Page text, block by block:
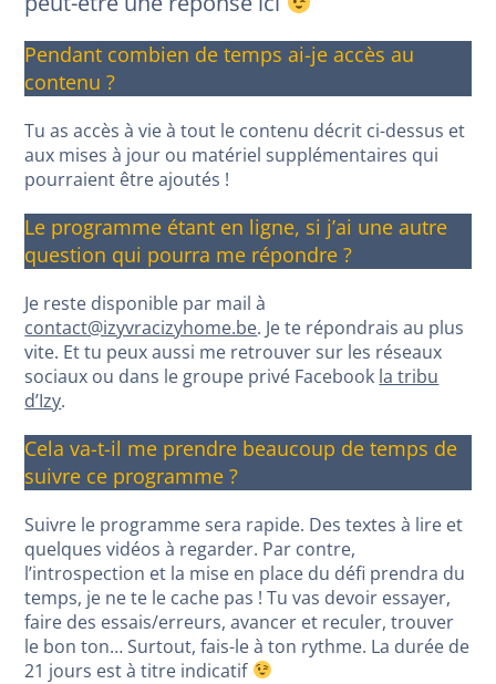
Pendant combien de temps ai-je accès au
contenu ?
Tu as accès à vie à tout le contenu décrit ci-dessus et
aux mises à jour ou matériel supplémentaires qui
pourraient être ajoutés !
Le programme étant en ligne, si j’ai une autre
question qui pourra me répondre ?
Je reste disponible par mail à
contact@izyvracizyhome.be. Je te répondrais au plus
vite. Et tu peux aussi me retrouver sur les réseaux
sociaux ou dans le groupe privé Facebook la tribu
d’Izy.
Cela va-t-il me prendre beaucoup de temps de
suivre ce programme ?
Suivre le programme sera rapide. Des textes à lire et
quelques vidéos à regarder. Par contre,
l’introspection et la mise en place du défi prendra du
temps, je ne te le cache pas ! Tu vas devoir essayer,
faire des essais/erreurs, avancer et reculer, trouver
le bon ton… Surtout, fais-le à ton rythme. La durée de
21 jours est à titre indicatif